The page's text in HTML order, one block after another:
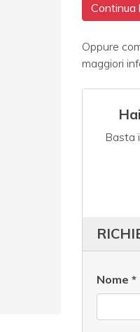
Continua
Oppure
maggiori
Basta
Nome *